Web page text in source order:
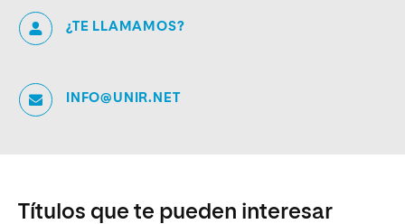
¿TE LLAMAMOS?
INFO@UNIR.NET
Títulos que te pueden interesar